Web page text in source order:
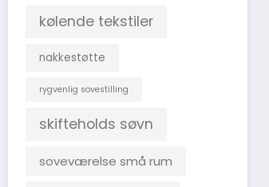
kølende tekstiler
nakkestøtte
rygvenlig sovestilling
skifteholds søvn
soveværelse små rum